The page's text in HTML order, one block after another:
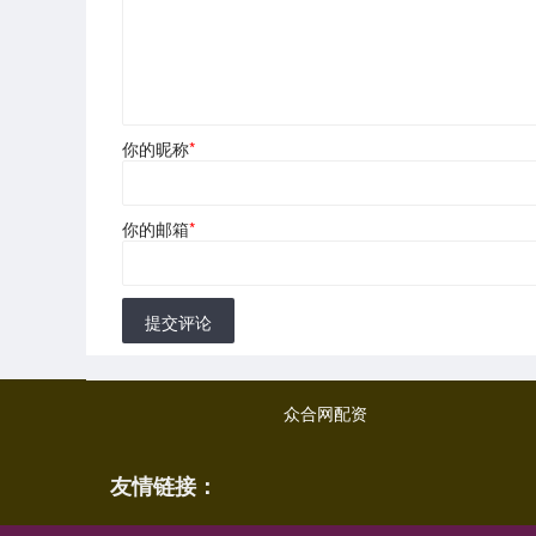
你的昵称*
你的邮箱*
提交评论
众合网配资
友情链接：